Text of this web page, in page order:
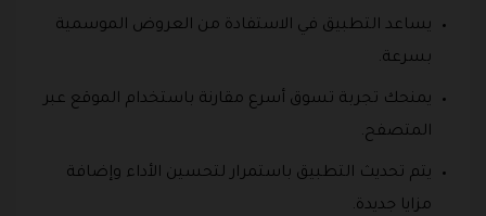
يساعد التطبيق في الاستفادة من العروض الموسمية
بسرعة.
يمنحك تجربة تسوق أسرع مقارنة باستخدام الموقع عبر
المتصفح.
يتم تحديث التطبيق باستمرار لتحسين الأداء وإضافة
مزايا جديدة.